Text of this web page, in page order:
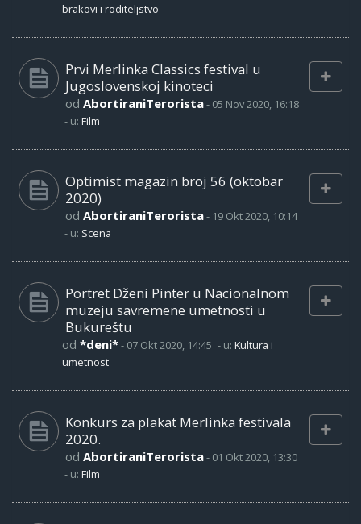
brakovi i roditeljstvo
Prvi Merlinka Classics festival u
Jugoslovenskoj kinoteci
od AbortiraniTerorista- 05 Nov 2020, 16:18
- u: Film
Optimist magazin broj 56 (oktobar
2020)
od AbortiraniTerorista- 19 Okt 2020, 10:14
- u: Scena
Portret Dženi Pinter u Nacionalnom
muzeju savremene umetnosti u
Bukureštu
od *deni*- 07 Okt 2020, 14:45 - u: Kultura i
umetnost
Konkurs za plakat Merlinka festivala
2020.
od AbortiraniTerorista- 01 Okt 2020, 13:30
- u: Film